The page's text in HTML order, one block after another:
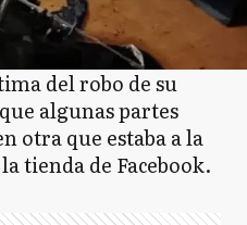
del robo de su
algunas partes
otra que estaba a la
tienda de Facebook.